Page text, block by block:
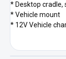
* Desktop cradle,
* Vehicle mount
* 12V Vehicle